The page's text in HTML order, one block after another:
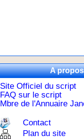
A propos
Site Officiel du script
FAQ sur le script
Mbre de l'Annuaire
Contact
Plan du site